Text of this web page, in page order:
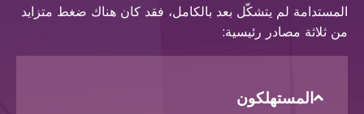
المستدامة لم يتشكّل بعد بالكامل، فقد كان هناك ضغط متزايد
من ثلاثة مصادر رئيسية:
المستهلكون